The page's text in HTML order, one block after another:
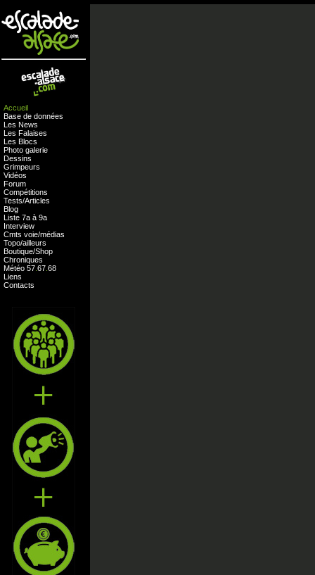
Accueil
Base de données
Les News
Les Falaises
Les Blocs
Photo galerie
Dessins
Grimpeurs
Vidéos
Forum
Compétitions
Tests/Articles
Blog
Liste 7a à 9a
Interview
Cmts voie/médias
Topo/ailleurs
Boutique/Shop
Chroniques
Météo 57 67 68
Liens
Contacts